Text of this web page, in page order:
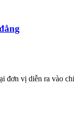
đơn vị diễn ra vào